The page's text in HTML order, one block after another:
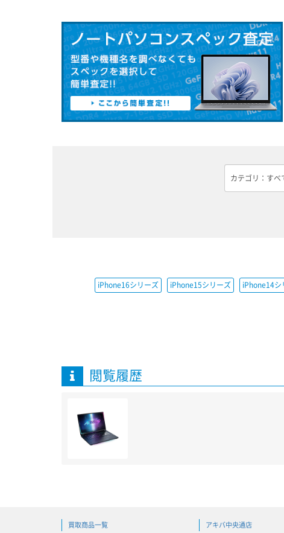
iPhone16シリーズ iPhone15シリーズ iPhone14シ
閲覧履歴
買取商品一覧 アキバ中央通店